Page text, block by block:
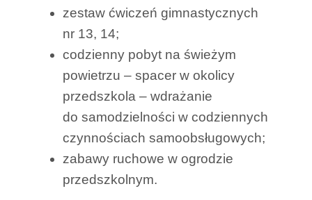
zestaw ćwiczeń gimnastycznych
nr 13, 14;
codzienny pobyt na świeżym
powietrzu – spacer w okolicy
przedszkola – wdrażanie
do samodzielności w codziennych
czynnościach samoobsługowych;
zabawy ruchowe w ogrodzie
przedszkolnym.